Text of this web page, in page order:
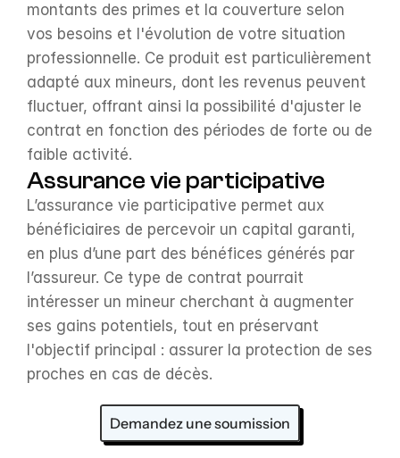
montants des primes et la couverture selon
vos besoins et l'évolution de votre situation
professionnelle. Ce produit est particulièrement
adapté aux mineurs, dont les revenus peuvent
fluctuer, offrant ainsi la possibilité d'ajuster le
contrat en fonction des périodes de forte ou de
faible activité.
Assurance vie participative
L’assurance vie participative permet aux
bénéficiaires de percevoir un capital garanti,
en plus d’une part des bénéfices générés par
l’assureur. Ce type de contrat pourrait
intéresser un mineur cherchant à augmenter
ses gains potentiels, tout en préservant
l'objectif principal : assurer la protection de ses
proches en cas de décès.
Demandez une soumission